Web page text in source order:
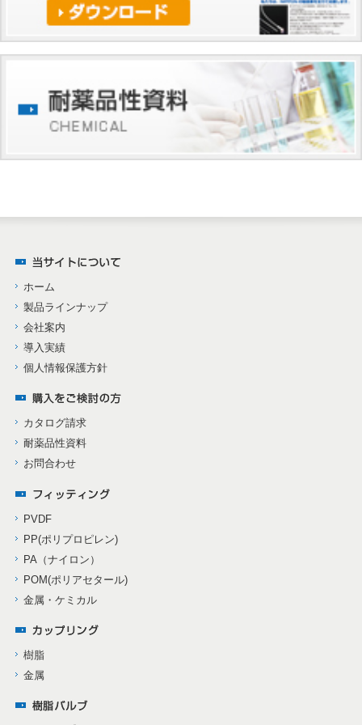
ホーム
製品ラインナップ
会社案内
導入実績
個人情報保護方針
カタログ請求
耐薬品性資料
お問合わせ
PVDF
PP(ポリプロピレン)
PA（ナイロン）
POM(ポリアセタール)
金属・ケミカル
樹脂
金属